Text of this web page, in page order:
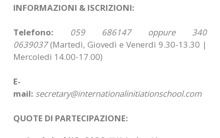
INFORMAZIONI & ISCRIZIONI:
Telefono:
059 686147 oppure 340
0639037(Martedì, Giovedì e Venerdì 9.30-13.30 |
Mercoledì 14.00-17.00)
E-
mail: secretary@internationalinitiationschool.com
QUOTE DI PARTECIPAZIONE: